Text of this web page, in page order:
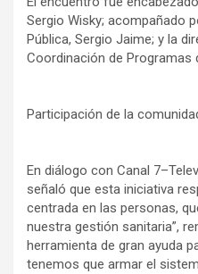
Sergio Wisky; acompañado
Pública, Sergio Jaime; y la
Coordinación de Programas
Participación de la
En diálogo con Canal
señaló que esta iniciativa
centrada en las personas,
nuestra gestión sanitaria”,
herramienta de gran ayuda
tenemos que armar el